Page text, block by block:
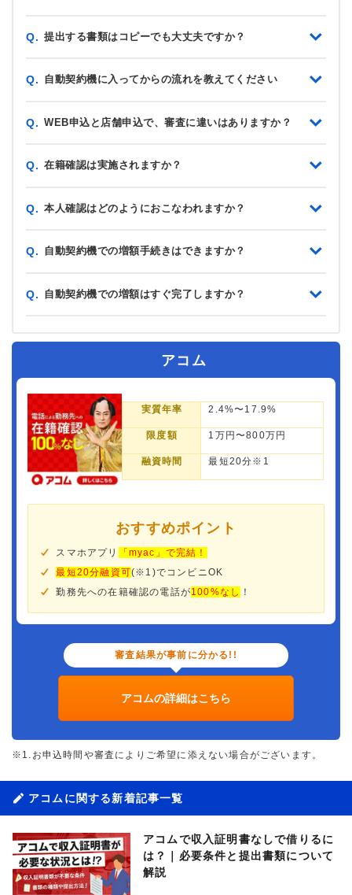
Q. 提出する書類はコピーでも大丈夫ですか？
Q. 自動契約機に入ってからの流れを教えてください
Q. WEB申込と店舗申込で、審査に違いはありますか？
Q. 在籍確認は実施されますか？
Q. 本人確認はどのようにおこなわれますか？
Q. 自動契約機での増額手続きはできますか？
Q. 自動契約機での増額はすぐ完了しますか？
アコム
実質年率 2.4%〜17.9%
限度額 1万円〜800万円
融資時間 最短20分※1
おすすめポイント
スマホアプリ
「myac」で完結！
最短20分融資可(※1)でコンビニOK
勤務先への在籍確認の電話が100%なし ！
審査結果が事前に分かる!!
アコムの詳細はこちら
※1.お申込時間や審査によりご希望に添えない場合がございます。
アコムに関する新着記事一覧
アコムで収入証明書なしで借りるに
は？｜必要条件と提出書類について
解説